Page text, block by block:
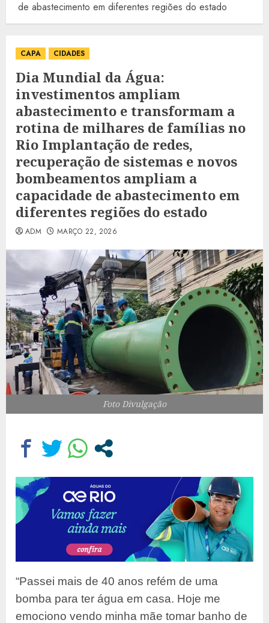
de abastecimento em diferentes regiões do estado
CAPA CIDADES
Dia Mundial da Água:
investimentos ampliam
abastecimento e transformam a
rotina de milhares de famílias no
Rio Implantação de redes,
recuperação de sistemas e novos
bombeamentos ampliam a
capacidade de abastecimento em
diferentes regiões do estado
ADM MARÇO 22, 2026
Foto Divulgação
“Passei mais de 40 anos refém de uma
bomba para ter água em casa. Hoje me
emociono vendo minha mãe tomar banho de